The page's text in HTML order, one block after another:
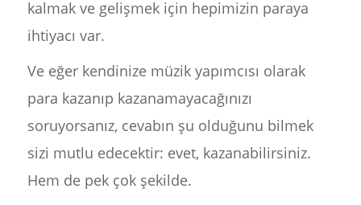
kalmak ve gelişmek için hepimizin paraya
ihtiyacı var.
Ve eğer kendinize müzik yapımcısı olarak
para kazanıp kazanamayacağınızı
soruyorsanız, cevabın şu olduğunu bilmek
sizi mutlu edecektir: evet, kazanabilirsiniz.
Hem de pek çok şekilde.